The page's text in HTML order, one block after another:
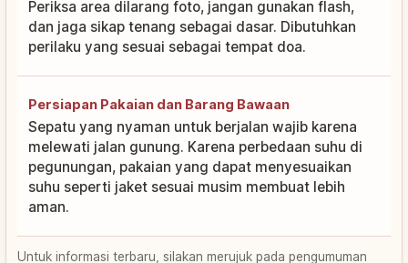
Periksa area dilarang foto, jangan gunakan flash,
dan jaga sikap tenang sebagai dasar. Dibutuhkan
perilaku yang sesuai sebagai tempat doa.
Persiapan Pakaian dan Barang Bawaan
Sepatu yang nyaman untuk berjalan wajib karena
melewati jalan gunung. Karena perbedaan suhu di
pegunungan, pakaian yang dapat menyesuaikan
suhu seperti jaket sesuai musim membuat lebih
aman.
Untuk informasi terbaru, silakan merujuk pada pengumuman